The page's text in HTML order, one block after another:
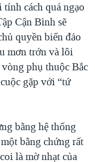
cách quá ngạo
Cận Bình sẽ
quyền biển đảo
mơn trớn và lôi
phụ thuộc Bắc
gặp với “tứ
bằng hệ thống
bằng chứng rất
là mờ nhạt của